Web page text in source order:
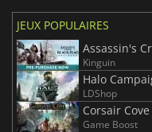
JEUX POPULAIRES
Assassin's
Kinguin
Halo
LDShop
Corsair Cove
Game Boost